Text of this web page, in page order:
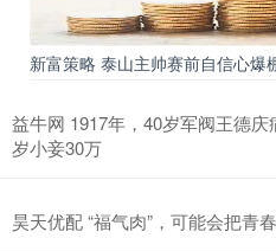
新富策略 泰山主帅赛前自信心爆
益牛网 1917年，40岁军阀王德
岁小妾30万
昊天优配 “福气肉”，可能会把青